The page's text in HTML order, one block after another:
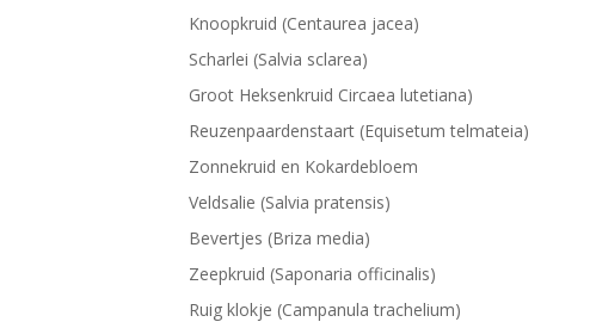
Knoopkruid (Centaurea jacea)
Scharlei (Salvia sclarea)
Groot Heksenkruid Circaea lutetiana)
Reuzenpaardenstaart (Equisetum telmateia)
Zonnekruid en Kokardebloem
Veldsalie (Salvia pratensis)
Bevertjes (Briza media)
Zeepkruid (Saponaria officinalis)
Ruig klokje (Campanula trachelium)